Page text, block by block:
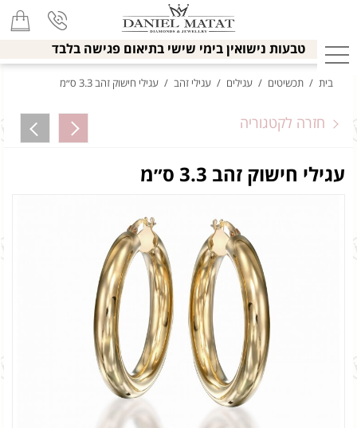
טבעות נישואין בימי שישי בתיאום פגישה בלבד
בית / תכשיטים / עגילים / עגילי זהב / עגילי חישוק זהב 3.3 ס״מ
חזרה לקטגוריה
עגילי חישוק זהב 3.3 ס״מ